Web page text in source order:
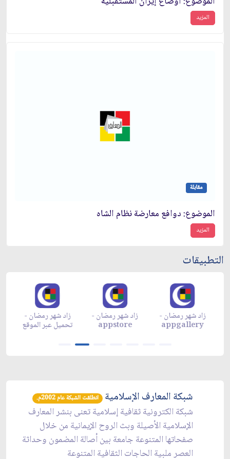
المزيد
مقابلة
الموضوع: دوافع معارضة نظام الشاه‏
المزيد
التطبيقات
زاد شهر رمضان -
تحميل عبر الموقع
زاد شهر رمضان -
appstore
زاد شهر رمضان -
appgallery
شبكة المعارف الإسلامية انطلقت الشبكة عام 2002م.
شبكة الكترونية ثقافية إسلامية تعنى بنشر المعارف
الإسلامية الأصيلة وبث الروح الإيمانية من خلال
صفحاتها المتنوعة جامعة بين أصالة المضمون وحداثة
العصر ملبية الحاجات الثقافية المتنوعة